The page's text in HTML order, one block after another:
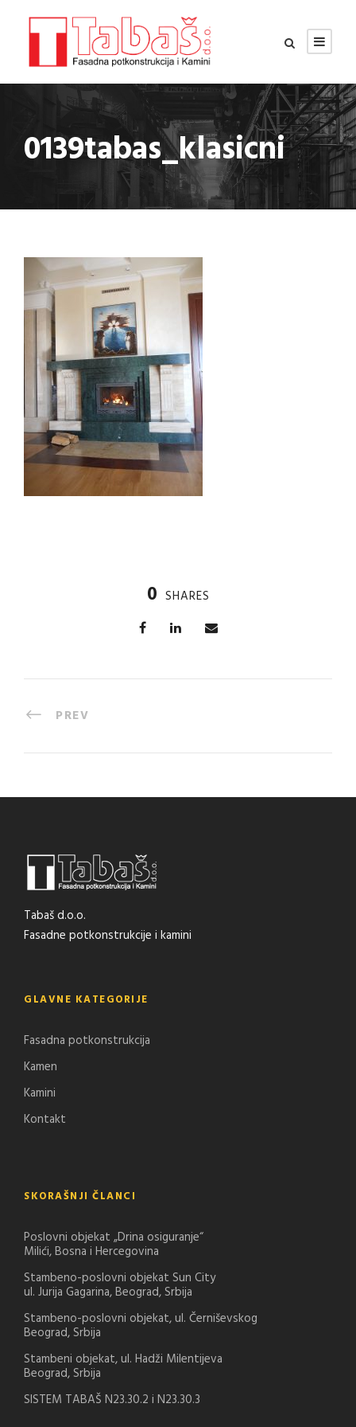
0139tabas_klasicni
0 SHARES
PREV
Tabaš d.o.o.
Fasadne potkonstrukcije i kamini
GLAVNE KATEGORIJE
Fasadna potkonstrukcija
Kamen
Kamini
Kontakt
SKORAŠNJI ČLANCI
Poslovni objekat „Drina osiguranje“
Milići, Bosna i Hercegovina
Stambeno-poslovni objekat Sun City
ul. Jurija Gagarina, Beograd, Srbija
Stambeno-poslovni objekat, ul. Černiševskog
Beograd, Srbija
Stambeni objekat, ul. Hadži Milentijeva
Beograd, Srbija
SISTEM TABAŠ N23.30.2 i N23.30.3